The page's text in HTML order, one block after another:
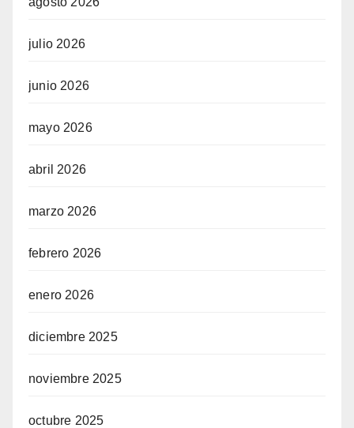
julio 2026
junio 2026
mayo 2026
abril 2026
marzo 2026
febrero 2026
enero 2026
diciembre 2025
noviembre 2025
octubre 2025